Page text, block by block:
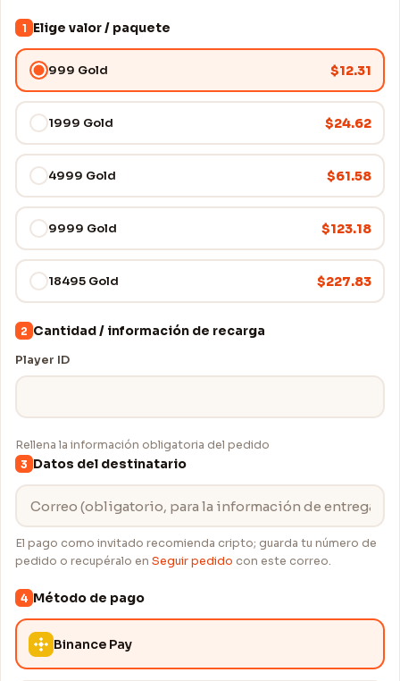
1 Elige valor / paquete
999 Gold $12.31
1999 Gold $24.62
4999 Gold $61.58
9999 Gold $123.18
18495 Gold $227.83
2 Cantidad / información de recarga
Player ID
Rellena la información obligatoria del pedido
3 Datos del destinatario
El pago como invitado recomienda cripto; guarda tu número de
pedido o recupéralo en Seguir pedido con este correo.
4 Método de pago
Binance Pay